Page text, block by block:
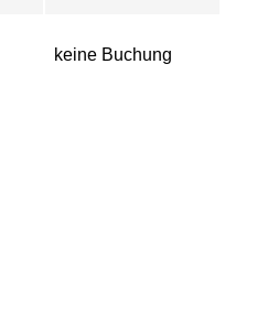
keine Buchung